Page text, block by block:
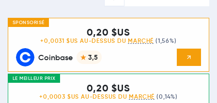
SPONSORISÉ
Coinbase 3,5
0,20 $US
+0,0031 $US AU-DESSUS DU MARCHÉ (1,56%)
LE MEILLEUR PRIX
0,20 $US
+0,0003 $US AU-DESSUS DU MARCHÉ (0,14%)